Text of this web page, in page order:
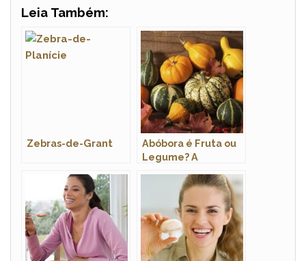
Leia Também:
Zebras-de-Grant
Abóbora é Fruta ou
Legume? A
com Tabela